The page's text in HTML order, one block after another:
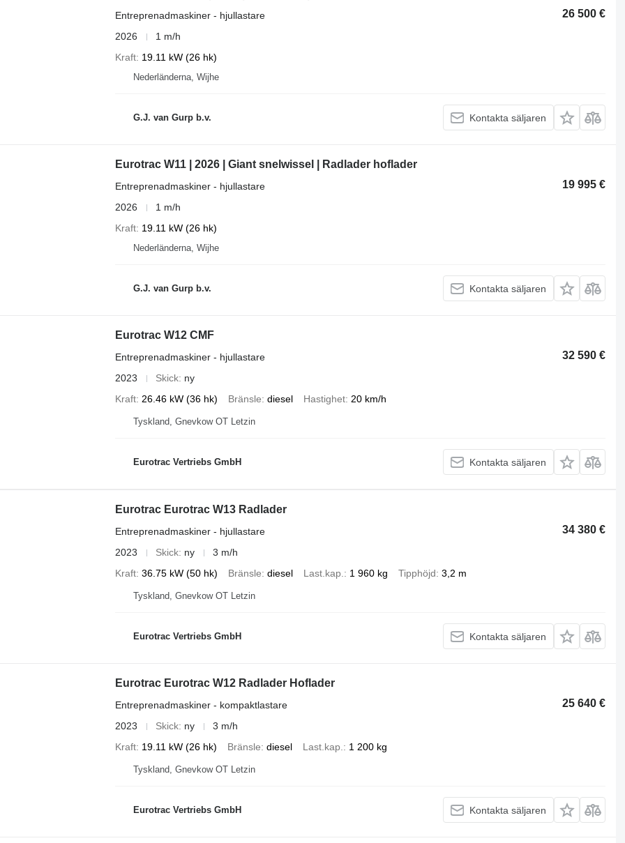
26 500 €
Entreprenadmaskiner - hjullastare
2026
1 m/h
Kraft 19.11 kW (26 hk)
Nederländerna, Wijhe
G.J. van Gurp b.v. Kontakta säljaren
Eurotrac W11 | 2026 | Giant snelwissel | Radlader hoflader
19 995 €
Entreprenadmaskiner - hjullastare
2026
1 m/h
Kraft 19.11 kW (26 hk)
Nederländerna, Wijhe
G.J. van Gurp b.v. Kontakta säljaren
Eurotrac W12 CMF
32 590 €
Entreprenadmaskiner - hjullastare
2023
Skick ny
Kraft 26.46 kW (36 hk) Bränsle diesel Hastighet 20 km/h
Tyskland, Gnevkow OT Letzin
Eurotrac Vertriebs GmbH Kontakta säljaren
Eurotrac Eurotrac W13 Radlader
34 380 €
Entreprenadmaskiner - hjullastare
2023
Skick ny
3 m/h
Kraft 36.75 kW (50 hk) Bränsle diesel Last.kap. 1 960 kg Tipphöjd 3,2 m
Tyskland, Gnevkow OT Letzin
Eurotrac Vertriebs GmbH Kontakta säljaren
Eurotrac Eurotrac W12 Radlader Hoflader
25 640 €
Entreprenadmaskiner - kompaktlastare
2023
Skick ny
3 m/h
Kraft 19.11 kW (26 hk) Bränsle diesel Last.kap. 1 200 kg
Tyskland, Gnevkow OT Letzin
Eurotrac Vertriebs GmbH Kontakta säljaren